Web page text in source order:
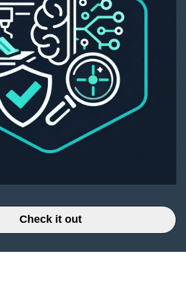
Check it out